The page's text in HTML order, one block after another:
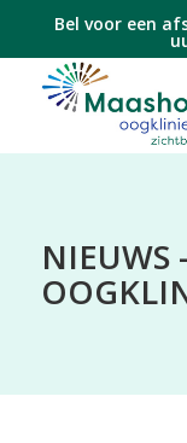
Bel voor een
NIEUWS